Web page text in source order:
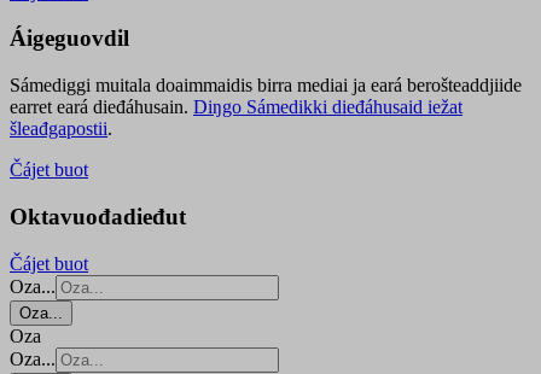
Áigeguovdil
Sámediggi muitala doaimmaidis birra mediai ja eará berošteaddjiide
earret eará dieđáhusain. Diŋgo Sámedikki dieđáhusaid iežat
šleađgapostii.
Čájet buot
Oktavuođadieđut
Čájet buot
Oza...
Oza...
Oza
Oza...